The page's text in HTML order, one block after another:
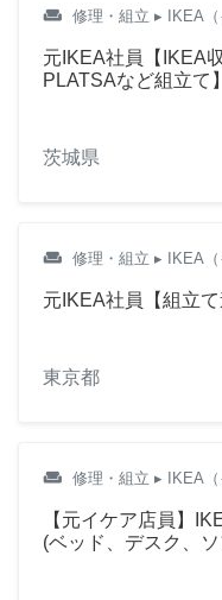
weekend 修理・組立 ▸ IKEA
元IKEA社員【IKEA
PLATSAなど組立て】
茨城県
weekend 修理・組立 ▸ IKEA
元IKEA社員【組立
東京都
weekend 修理・組立 ▸ IKEA
【元イケア店員】
(ベッド、デスク、